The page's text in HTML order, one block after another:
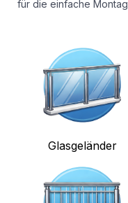
für die einfache
Glasgeländer